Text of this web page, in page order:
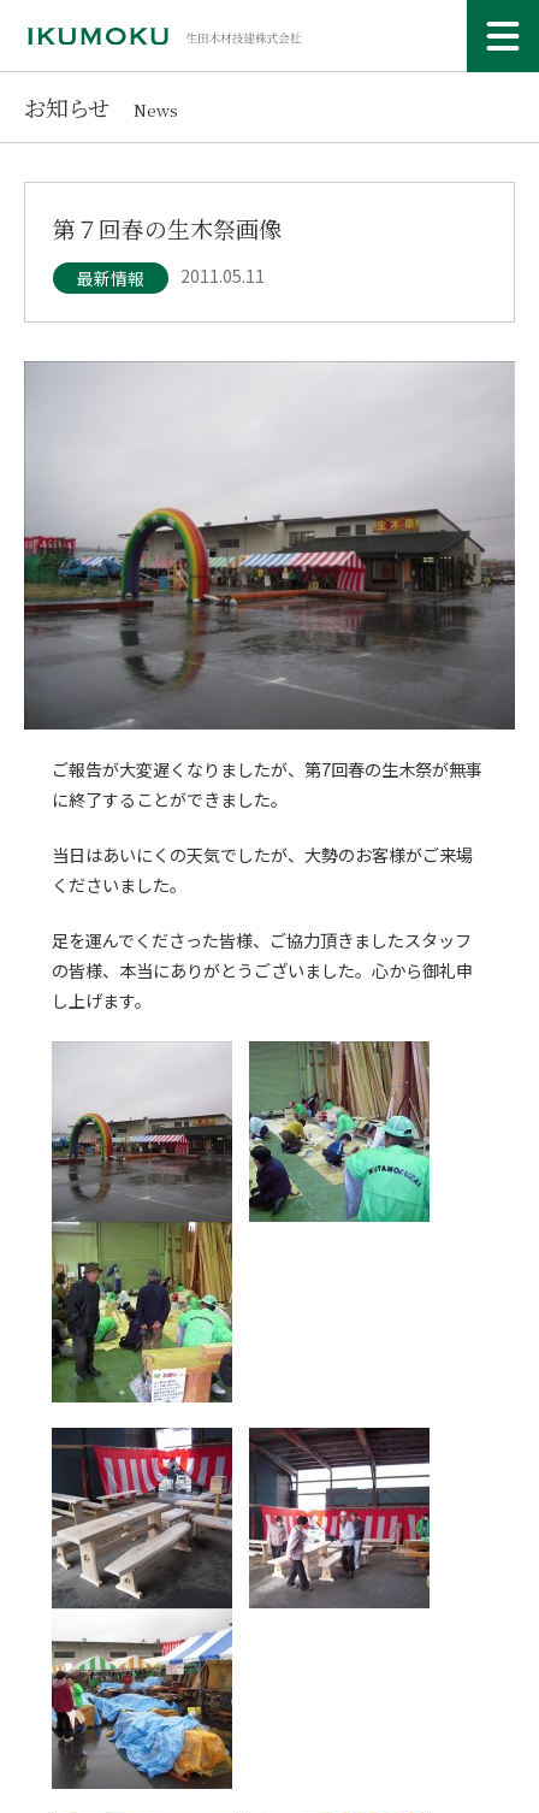
お知らせ News
第７回春の生木祭画像
最新情報 2011.05.11
ご報告が大変遅くなりましたが、第7回春の生木祭が無事
に終了することができました。
当日はあいにくの天気でしたが、大勢のお客様がご来場
くださいました。
足を運んでくださった皆様、ご協力頂きましたスタッフ
の皆様、本当にありがとうございました。心から御礼申
し上げます。